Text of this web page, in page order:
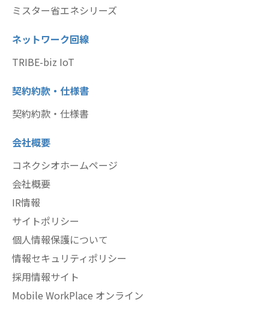
ミスター省エネシリーズ
ネットワーク回線
TRIBE-biz IoT
契約約款・仕様書
契約約款・仕様書
会社概要
コネクシオホームページ
会社概要
IR情報
サイトポリシー
個人情報保護について
情報セキュリティポリシー
採用情報サイト
Mobile WorkPlace オンライン